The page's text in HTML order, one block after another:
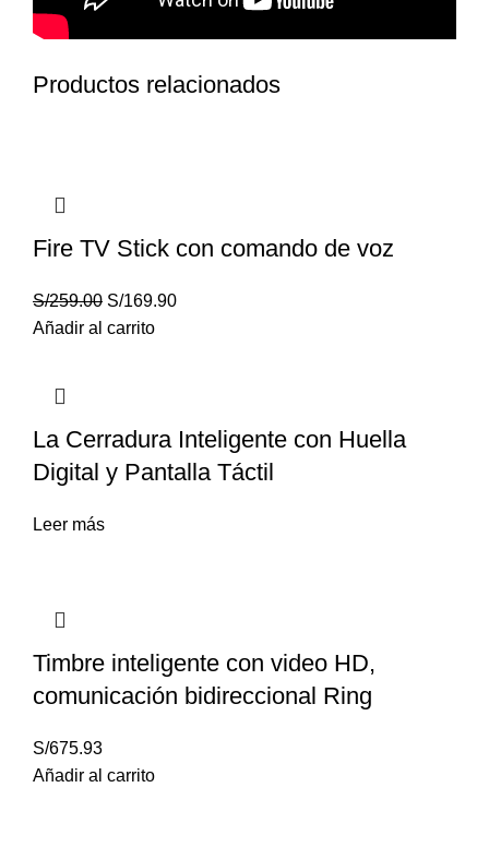
Productos relacionados
Fire TV Stick con comando de voz
S/259.00 S/169.90
Añadir al carrito
La Cerradura Inteligente con Huella
Digital y Pantalla Táctil
Leer más
Timbre inteligente con video HD,
comunicación bidireccional Ring
S/675.93
Añadir al carrito